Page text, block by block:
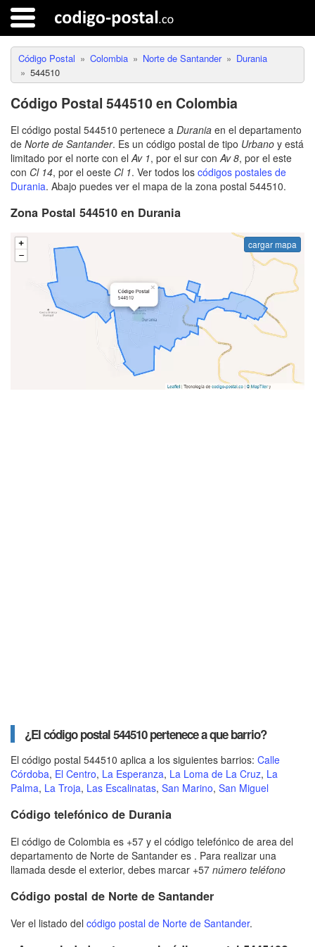
Código Postal Colombia Norte de Santander
Durania
544510
Código Postal 544510 en Colombia
El código postal 544510 pertenece a Durania en el departamento
de Norte de Santander. Es un código postal de tipo Urbano y está
limitado por el norte con elAv 1, por el sur conAv 8, por el este
con Cl 14, por el oeste Cl 1. Ver todos los códigos postales de
Durania. Abajo puedes ver el mapa de la zona postal 544510.
Zona Postal 544510 en Durania
cargar mapa
¿El código postal 544510 pertenece a que barrio?
El código postal 544510 aplica a los siguientes barrios: Calle
Córdoba, El Centro, La Esperanza, La Loma de La Cruz, La
Palma, La Troja, Las Escalinatas, San Marino, San Miguel
Código telefónico de Durania
El código de Colombia es +57 y el código telefónico de area del
departamento de Norte de Santander es . Para realizar una
llamada desde el exterior, debes marcar +57 número teléfono
Código postal de Norte de Santander
Ver el listado del código postal de Norte de Santander.